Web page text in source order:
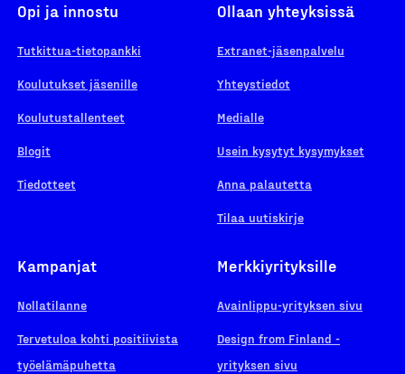
Opi ja innostu
Tutkittua-tietopankki
Koulutukset jäsenille
Koulutustallenteet
Blogit
Tiedotteet
Ollaan yhteyksissä
Extranet-jäsenpalvelu
Yhteystiedot
Medialle
Usein kysytyt kysymykset
Anna palautetta
Tilaa uutiskirje
Kampanjat
Nollatilanne
Tervetuloa kohti positiivista
työelämäpuhetta
Merkkiyrityksille
Avainlippu-yrityksen sivu
Design from Finland -
yrityksen sivu